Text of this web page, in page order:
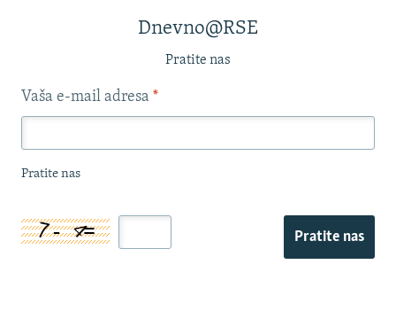
Dnevno@RSE
Pratite nas
Vaša e-mail adresa *
Pratite nas
Pratite nas